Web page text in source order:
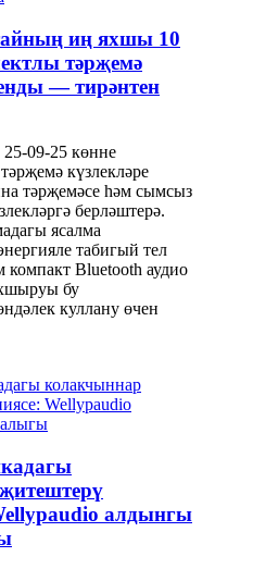
иң яхшы 10
тәрҗемә
— тирәнтен
09-25 көнне
күзлекләре
тәрҗемәсе һәм сымсыз
берләштерә.
ясалма
табигый тел
компакт Bluetooth аудио
бу
куллану өчен
алдынгы